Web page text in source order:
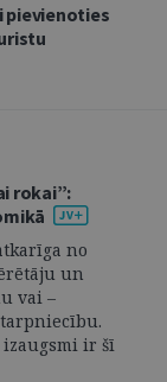
pievienoties
rokai”:
no
un
vai –
ir šī